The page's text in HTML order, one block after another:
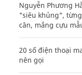
Nguyễn Phương
"siêu khủng",
cân, mắng cựu
20 số điện thoại
nên gọi